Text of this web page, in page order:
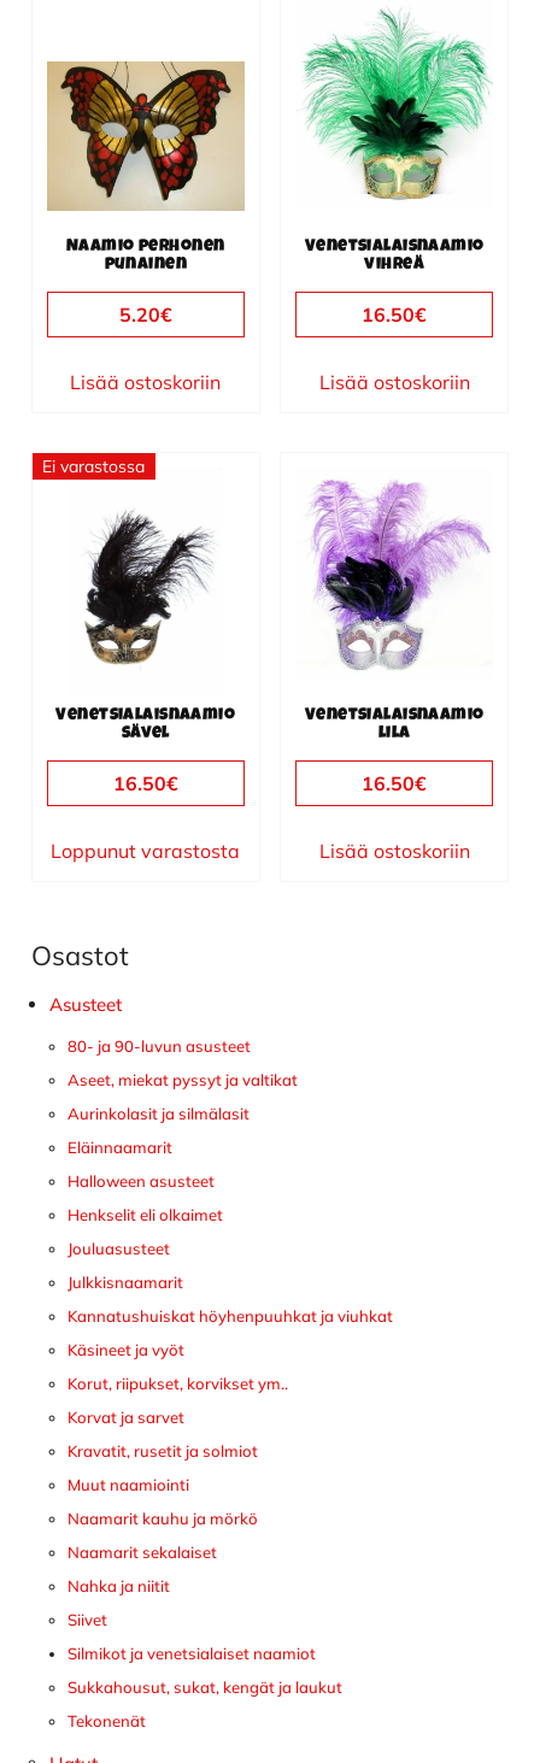
Naamio perhonen
punainen
5.20€
Lisää ostoskoriin
Venetsialaisnaamio
vihreä
16.50€
Lisää ostoskoriin
Ei varastossa
Venetsialaisnaamio
sävel
16.50€
Loppunut varastosta
Venetsialaisnaamio
lila
16.50€
Lisää ostoskoriin
Ensisijainen
sivupalkki
Osastot
Asusteet
80- ja 90-luvun asusteet
Aseet, miekat pyssyt ja valtikat
Aurinkolasit ja silmälasit
Eläinnaamarit
Halloween asusteet
Henkselit eli olkaimet
Jouluasusteet
Julkkisnaamarit
Kannatushuiskat höyhenpuuhkat ja viuhkat
Käsineet ja vyöt
Korut, riipukset, korvikset ym..
Korvat ja sarvet
Kravatit, rusetit ja solmiot
Muut naamiointi
Naamarit kauhu ja mörkö
Naamarit sekalaiset
Nahka ja niitit
Siivet
Silmikot ja venetsialaiset naamiot
Sukkahousut, sukat, kengät ja laukut
Tekonenät